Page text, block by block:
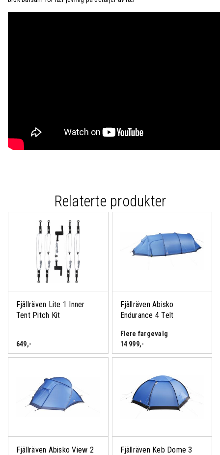
Relaterte produkter
Fjällräven Lite 1 Inner
Tent Pitch Kit
649,-
Fjällräven Abisko
Endurance 4 Telt
Flere fargevalg
14 999,-
Fjällräven Abisko View 2
Fjällräven Keb Dome 3